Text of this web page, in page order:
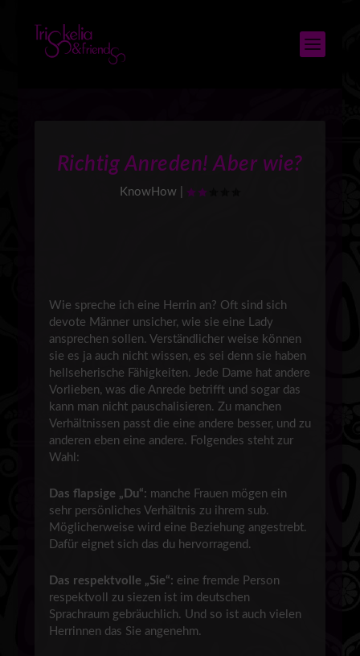
Richtig Anreden! Aber wie?
KnowHow
Wie spreche ich eine Herrin an? Oft sind sich
devote Männer unsicher, wie sie eine Lady
ansprechen sollen. Verständlicher weise können
sie es ja auch nicht wissen, es sei denn sie haben
hellseherische Fähigkeiten. Jede Dame hat andere
Vorlieben, was die Anrede betrifft und sogar das
kann man nicht pauschalisieren. Zu manchen
Verhältnissen passt die eine andere besser, und zu
anderen eben eine andere. Folgendes steht zur
Wahl:
Das flapsige „Du“: manche Frauen mögen ein
sehr persönliches Verhältnis zu ihrem sub.
Möglicherweise wird eine Beziehung angestrebt.
Dafür eignet sich das du hervorragend.
Das respektvolle „Sie“: eine fremde Person
respektvoll zu siezen ist im deutschen
Sprachraum gebräuchlich. Und so ist auch vielen
Herrinnen das Sie angenehm.